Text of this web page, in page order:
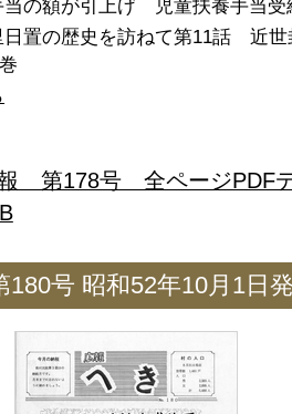
当の額が引上げ 児童扶養手当受
日置の歴史を訪ねて第11話 近世
報 第178号 全ページPDF
180号 昭和52年10月1日